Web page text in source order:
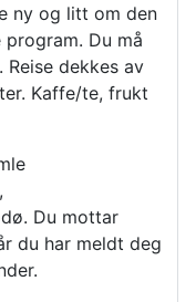
ny og litt om den
Du må
dekkes av
Kaffe/te, frukt
Du mottar
du har meldt deg